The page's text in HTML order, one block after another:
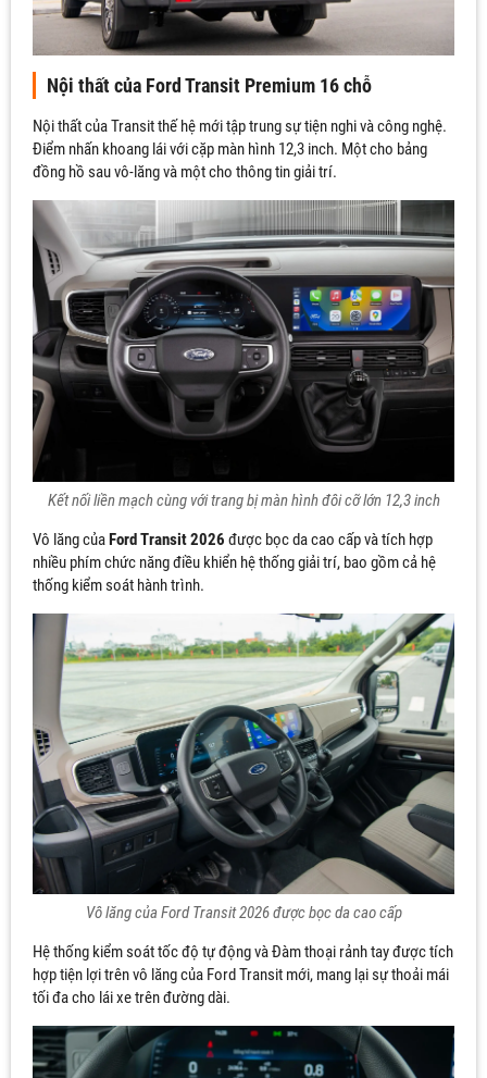
Nội thất của Ford Transit Premium 16 chỗ
Nội thất của Transit thế hệ mới tập trung sự tiện nghi và công nghệ.
Điểm nhấn khoang lái với cặp màn hình 12,3 inch. Một cho bảng
đồng hồ sau vô-lăng và một cho thông tin giải trí.
Kết nối liền mạch cùng với trang bị màn hình đôi cỡ lớn 12,3 inch
Vô lăng củaFord Transit 2026 được bọc da cao cấp và tích hợp
nhiều phím chức năng điều khiển hệ thống giải trí, bao gồm cả hệ
thống kiểm soát hành trình.
Vô lăng của Ford Transit 2026 được bọc da cao cấp
Hệ thống kiểm soát tốc độ tự động và Đàm thoại rảnh tay được tích
hợp tiện lợi trên vô lăng của Ford Transit mới, mang lại sự thoải mái
tối đa cho lái xe trên đường dài.